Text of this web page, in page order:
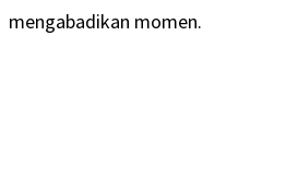
mengabadikan momen.